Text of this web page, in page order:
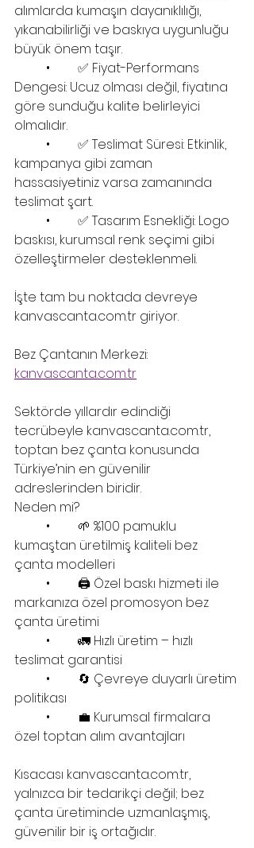
alımlarda kumaşın dayanıklılığı,
yıkanabilirliği ve baskıya uygunluğu
büyük önem taşır.
Dengesi: Ucuz olması değil, fiyatına
göre sunduğu kalite belirleyici
olmalıdır.
kampanya gibi zaman
hassasiyetiniz varsa zamanında
teslimat şart.
baskısı, kurumsal renk seçimi gibi
özelleştirmeler desteklenmeli.
İşte tam bu noktada devreye
kanvascanta.com.tr giriyor.
Bez Çantanın Merkezi:
kanvascanta.com.tr
Sektörde yıllardır edindiği
tecrübeyle kanvascanta.com.tr,
toptan bez çanta konusunda
Türkiye’nin en güvenilir
adreslerinden biridir.
Neden mi?
kumaştan üretilmiş kaliteli bez
çanta modelleri
markanıza özel promosyon bez
çanta üretimi
teslimat garantisi
politikası
özel toptan alım avantajları
Kısacası kanvascanta.com.tr,
yalnızca bir tedarikçi değil; bez
çanta üretiminde uzmanlaşmış,
güvenilir bir iş ortağıdır.